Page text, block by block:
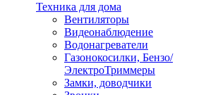
Техника для дома
Вентиляторы
Видеонаблюдение
Водонагреватели
Газонокосилки, Бензо/
ЭлектроТриммеры
Замки, доводчики